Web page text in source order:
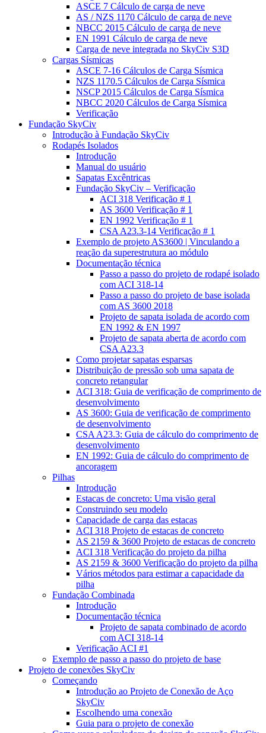
ASCE 7 Cálculo de carga de neve
AS / NZS 1170 Cálculo de carga de neve
NBCC 2015 Cálculo de carga de neve
EN 1991 Cálculo de carga de neve
Carga de neve integrada no SkyCiv S3D
Cargas Sísmicas
ASCE 7-16 Cálculos de Carga Sísmica
NZS 1170.5 Cálculos de Carga Sísmica
NSCP 2015 Cálculos de Carga Sísmica
NBCC 2020 Cálculos de Carga Sísmica
Verificação
Fundação SkyCiv
Introdução à Fundação SkyCiv
Rodapés Isolados
Introdução
Manual do usuário
Sapatas Excêntricas
Fundação SkyCiv – Verificação
ACI 318 Verificação # 1
AS 3600 Verificação # 1
EN 1992 Verificação # 1
CSA A23.3-14 Verificação # 1
Exemplo de projeto AS3600 | Vinculando a
reação da superestrutura ao módulo
Documentação técnica
Passo a passo do projeto de rodapé isolado
com ACI 318-14
Passo a passo do projeto de base isolada
com AS 3600 2018
Projeto de sapata isolada de acordo com
EN 1992 & EN 1997
Projeto de sapata aberta de acordo com
CSA A23.3
Como projetar sapatas esparsas
Distribuição de pressão sob uma sapata de
concreto retangular
ACI 318: Guia de verificação de comprimento de
desenvolvimento
AS 3600: Guia de verificação de comprimento
de desenvolvimento
CSA A23.3: Guia de cálculo do comprimento de
desenvolvimento
EN 1992: Guia de cálculo do comprimento de
ancoragem
Pilhas
Introdução
Estacas de concreto: Uma visão geral
Construindo seu modelo
Capacidade de carga das estacas
ACI 318 Projeto de estacas de concreto
AS 2159 & 3600 Projeto de estacas de concreto
ACI 318 Verificação do projeto da pilha
AS 2159 & 3600 Verificação do projeto da pilha
Vários métodos para estimar a capacidade da
pilha
Fundação Combinada
Introdução
Documentação técnica
Projeto de sapata combinado de acordo
com ACI 318-14
Verificação ACI #1
Exemplo de passo a passo do projeto de base
Projeto de conexões SkyCiv
Começando
Introdução ao Projeto de Conexão de Aço
SkyCiv
Escolhendo uma conexão
Guia para o projeto de conexão